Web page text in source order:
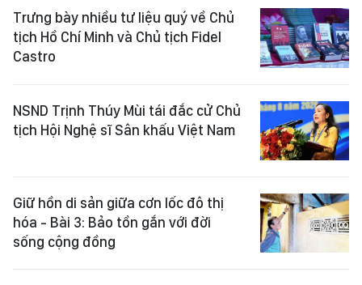
Trưng bày nhiều tư liệu quý về Chủ
tịch Hồ Chí Minh và Chủ tịch Fidel
Castro
NSND Trịnh Thúy Mùi tái đắc cử Chủ
tịch Hội Nghệ sĩ Sân khấu Việt Nam
Giữ hồn di sản giữa cơn lốc đô thị
hóa - Bài 3: Bảo tồn gắn với đời
sống cộng đồng